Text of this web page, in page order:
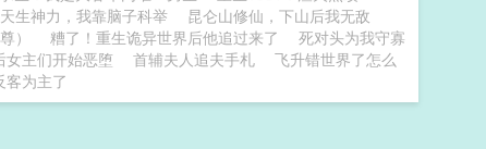
生神力，我靠脑子科举
昆仑山修仙，下山后我无敌
） 糟了！重生诡异世界后他追过来了
死对头为我守寡
女主们开始恶堕 首辅夫人追夫手札
飞升错世界了怎么
客为主了